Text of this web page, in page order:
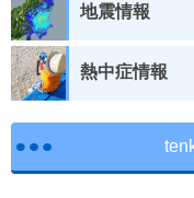
地震情報
熱中症情報